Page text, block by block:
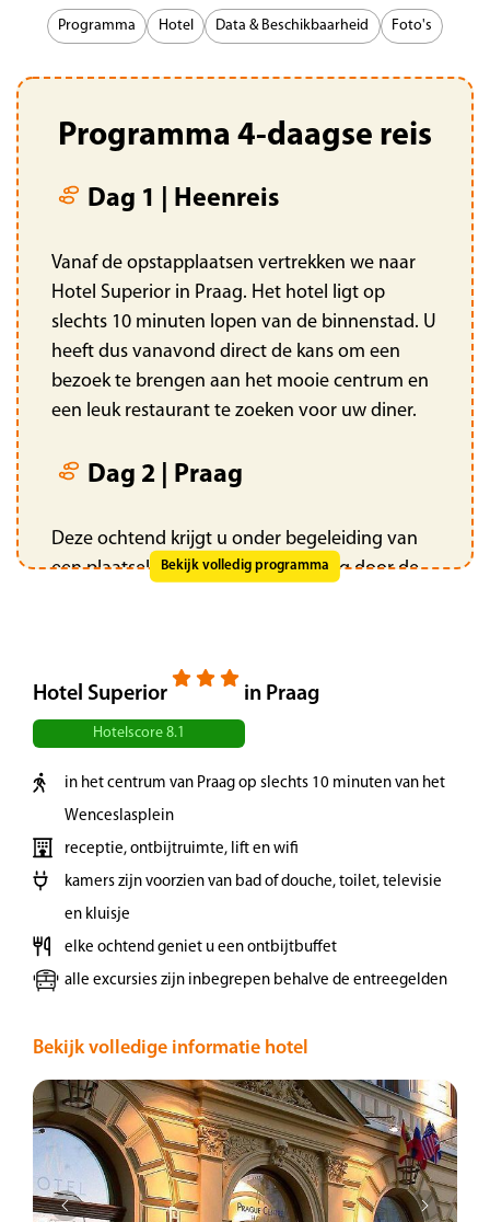
Programma Hotel Data & Beschikbaarheid Foto's
Programma 4-daagse reis
Dag 1 | Heenreis
Vanaf de opstapplaatsen vertrekken we naar
Hotel Superior in Praag. Het hotel ligt op
slechts 10 minuten lopen van de binnenstad. U
heeft dus vanavond direct de kans om een
bezoek te brengen aan het mooie centrum en
een leuk restaurant te zoeken voor uw diner.
Dag 2 | Praag
Deze ochtend krijgt u onder begeleiding van
een plaatselijke gids een rondleiding door de
de wereldberoemde Karelsbrug uit 1357 niet
missen, die de oude stad met de Malá Strana
verbindt. Hier bevinden zich vooral oude
paleizen. ’s Middags heeft u de gelegenheid
om de stad zelf te verkennen. Praag heeft tal
van interessante musea die u kunt bezoeken
en gezellige winkelstraten.
Dag 3 | Praagse Burcht
In de vroege ochtend treffen we weer onze
Burcht, waar we starten met de wandeling. De
Burcht is ongetwijfeld de populairste
bezienswaardigheid van de stad. U treft hier
een verzameling aan van kerken, paleizen,
musea en tuinen. Vanaf bijna elke plaats in de
stad kunt u de Burcht en de St.-Vituskathedraal
Bekijk volledig programma
Hotel Superior in Praag
Hotelscore 8.1
in het centrum van Praag op slechts 10 minuten van het
Wenceslasplein
receptie, ontbijtruimte, lift en wifi
kamers zijn voorzien van bad of douche, toilet, televisie
en kluisje
elke ochtend geniet u een ontbijtbuffet
alle excursies zijn inbegrepen behalve de entreegelden
Bekijk volledige informatie hotel